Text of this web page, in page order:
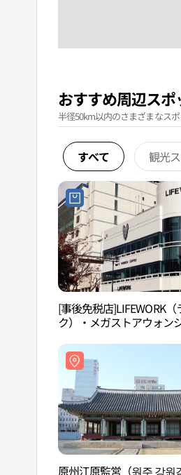
おすすめ周辺スポ
半径50km以内のさまざまなス
すべて 観光
[事後免税店]LIFEWORK
ク）・メガストアウォン
原州江原監営（원주 강원